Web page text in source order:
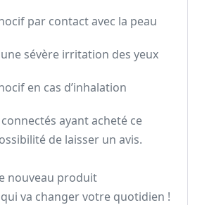
par contact avec la peau
sévère irritation des yeux
en cas d’inhalation
ayant acheté ce
de laisser un avis.
nouveau produit
va changer votre quotidien !